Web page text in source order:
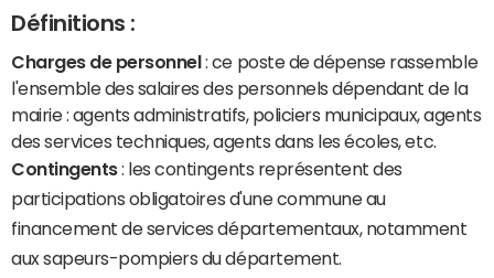
Définitions :
Charges de personnel : ce poste de dépense rassemble
l'ensemble des salaires des personnels dépendant de la
mairie : agents administratifs, policiers municipaux, agents
des services techniques, agents dans les écoles, etc.
Contingents: les contingents représentent des
participations obligatoires d'une commune au
financement de services départementaux, notamment
aux sapeurs-pompiers du département.